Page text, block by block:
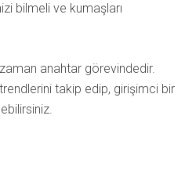
bilmeli ve kumaşları
anahtar görevindedir.
takip edip, girişimci bir